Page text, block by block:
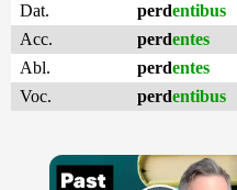
Dat.
perdentibus
Acc.
perdentes
Abl.
perdentes
Voc.
perdentibus